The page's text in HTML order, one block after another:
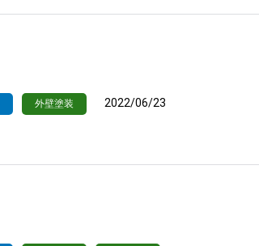
外壁塗装 2022/06/23